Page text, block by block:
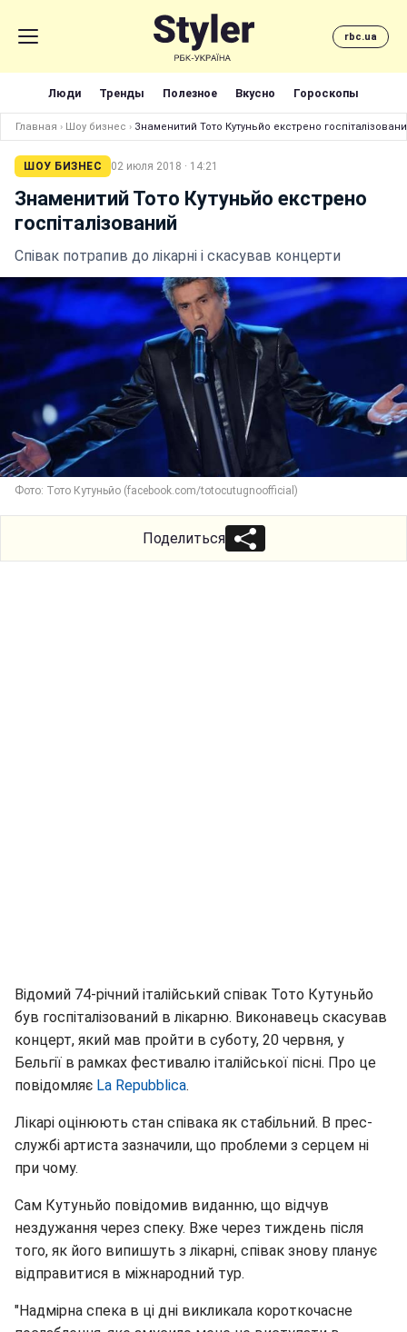
rbc.ua
Люди Тренды Полезное Вкусно Гороскопы
Главная › Шоу бизнес › Знаменитий Тото Кутуньйо екстрено
ШОУ БИЗНЕС 02 июля 2018 · 14:21
Знаменитий Тото Кутуньйо екстрено
госпіталізований
Співак потрапив до лікарні і скасував концерти
Фото: Тото Кутуньйо (facebook.com/totocutugnoofficial)
Поделиться
Відомий 74-річний італійський співак Тото Кутуньйо
був госпіталізований в лікарню. Виконавець скасував
концерт, який мав пройти в суботу, 20 червня, у
Бельгії в рамках фестивалю італійської пісні. Про це
повідомляє La Repubblica.
Лікарі оцінюють стан співака як стабільний. В прес-
службі артиста зазначили, що проблеми з серцем ні
при чому.
Сам Кутуньйо повідомив виданню, що відчув
нездужання через спеку. Вже через тиждень після
того, як його випишуть з лікарні, співак знову планує
відправитися в міжнародний тур.
"Надмірна спека в ці дні викликала короткочасне